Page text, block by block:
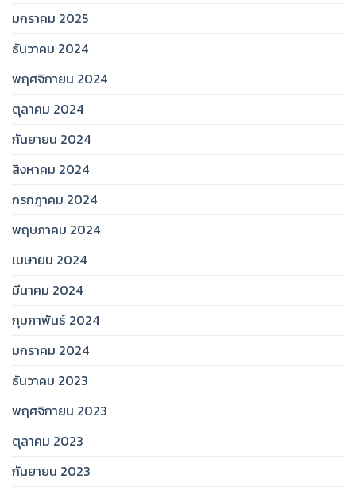
มกราคม 2025
ธันวาคม 2024
พฤศจิกายน 2024
ตุลาคม 2024
กันยายน 2024
สิงหาคม 2024
กรกฎาคม 2024
พฤษภาคม 2024
เมษายน 2024
มีนาคม 2024
กุมภาพันธ์ 2024
มกราคม 2024
ธันวาคม 2023
พฤศจิกายน 2023
ตุลาคม 2023
กันยายน 2023